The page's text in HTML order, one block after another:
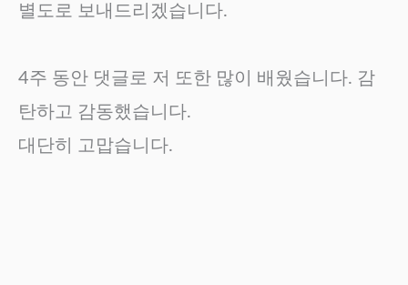
별도로 보내드리겠습니다.
4주 동안 댓글로 저 또한 많이 배웠습니다. 감
탄하고 감동했습니다.
대단히 고맙습니다.